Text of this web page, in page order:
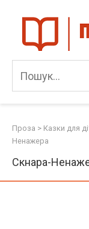
content
Проза > Казки для
Ненажера
Скнара-